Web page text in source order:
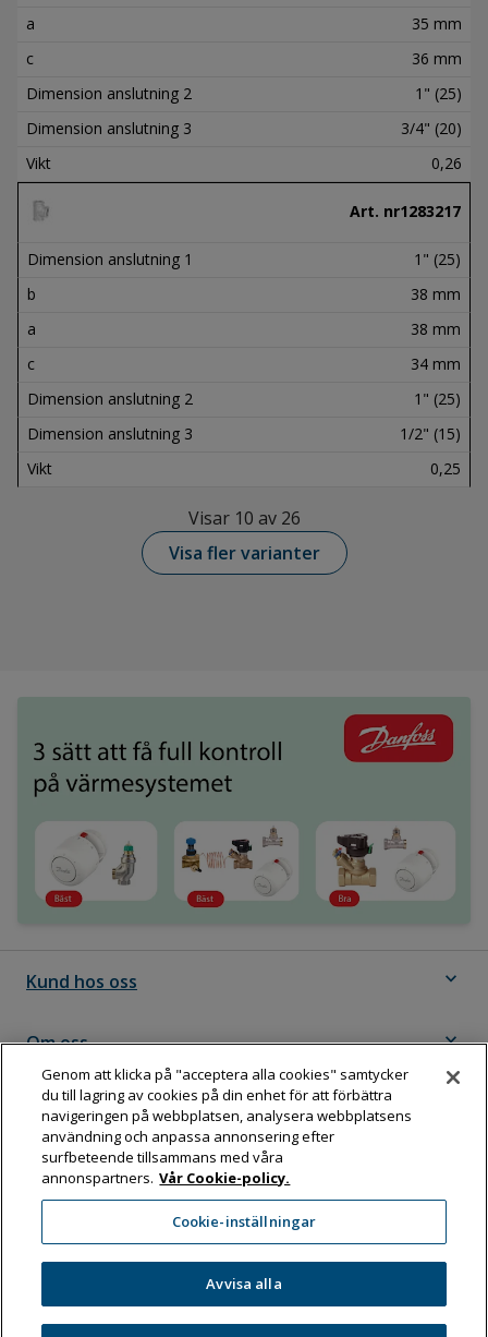
a
35 mm
c
36 mm
Dimension anslutning 2
1" (25)
Dimension anslutning 3
3/4" (20)
Vikt
0,26
Art. nr1283217
Dimension anslutning 1
1" (25)
b
38 mm
a
38 mm
c
34 mm
Dimension anslutning 2
1" (25)
Dimension anslutning 3
1/2" (15)
Vikt
0,25
Visar 10 av 26
Visa fler varianter
Kund hos oss expand_more
Om oss expand_more
Följ Dahl
Dahl Sverige AB
Box 11076, 161 11 BROMMA
Tel:08-583 595 00
Genom att klicka på "acceptera alla cookies" samtycker
du till lagring av cookies på din enhet för att förbättra
navigeringen på webbplatsen, analysera webbplatsens
användning och anpassa annonsering efter
surfbeteende tillsammans med våra
annonspartners. Vår Cookie-policy.
Cookie-inställningar
Avvisa alla